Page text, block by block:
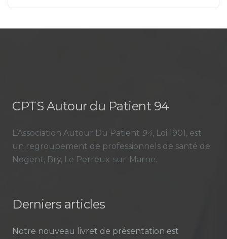
CPTS Autour du Patient 94
L’Association Autour Du Patient 94, Loi 1901, est
un regroupement de professionnels de santé de
Nogent, Bry, Le Perreux-sur-Marne.
Derniers articles
Notre nouveau livret de présentation est